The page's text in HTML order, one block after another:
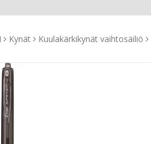
Kynät Kuulakärkikynät vaihtosäiliö